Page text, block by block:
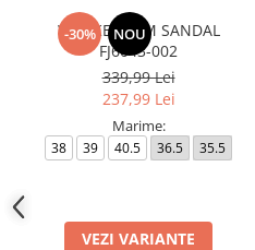
-30% NOU
W NIKE CALM SANDAL
FJ6043-002
339,99 Lei
237,99 Lei
Marime:
38 39 40.5 36.5 35.5
VEZI VARIANTE